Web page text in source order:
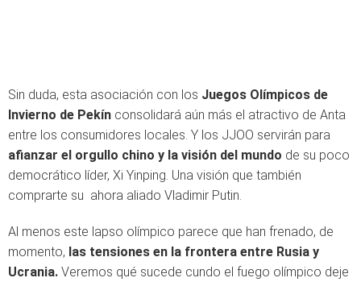
Sin duda, esta asociación con los Juegos Olímpicos de
Invierno de Pekín consolidará aún más el atractivo de Anta
entre los consumidores locales. Y los JJOO servirán para
afianzar el orgullo chino y la visión del mundo de su poco
democrático líder, Xi Yinping. Una visión que también
comprarte su ahora aliado Vladimir Putin.
Al menos este lapso olímpico parece que han frenado, de
momento, las tensiones en la frontera entre Rusia y
Ucrania. Veremos qué sucede cundo el fuego olímpico deje